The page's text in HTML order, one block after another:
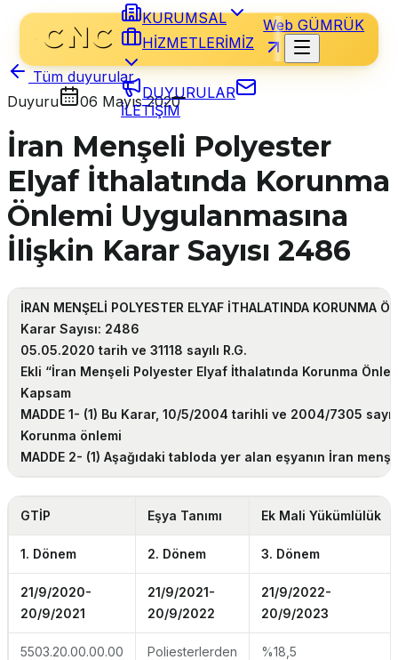
KURUMSAL
HİZMETLERİMİZ
DUYURULAR
İLETİŞİM
Web GÜMRÜK
Tüm duyurular
Duyuru
06 Mayıs 2020
İran Menşeli Polyester
Elyaf İthalatında Korunma
Önlemi Uygulanmasına
İlişkin Karar Sayısı 2486
İRAN MENŞELİ POLYESTER ELYAF İTHALATINDA KORUNMA
Karar Sayısı: 2486
05.05.2020 tarih ve 31118 sayılı R.G.
Ekli “İran Menşeli Polyester Elyaf İthalatında Korunma
Kapsam
MADDE 1- (1) Bu Karar, 10/5/2004 tarihli ve 2004/7305
Korunma önlemi
MADDE 2- (1) Aşağıdaki tabloda yer alan eşyanın İran
GTİP Eşya Tanımı Ek Mali Yükümlülük
1. Dönem 2. Dönem 3. Dönem
21/9/2020-
20/9/2021
21/9/2021-
20/9/2022
21/9/2022-
20/9/2023
5503.20.00.00.00 Poliesterlerden %18,5